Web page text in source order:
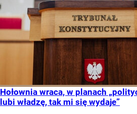
Hołownia wraca, w planach
lubi władzę, tak mi się wydaje”